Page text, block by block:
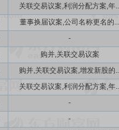
关联交易议案,利润分配方案,年
董事换届议案,公司名称更名的...
-
购并,关联交易议案
购并,关联交易议案,增发新股的
关联交易议案,利润分配方案,年
-
-